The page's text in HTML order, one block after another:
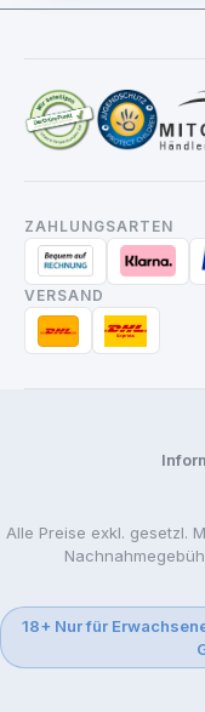
ZAHLUNGSARTEN
VERSAND
Alle Preise exkl. gesetzl.
18+ Nur für